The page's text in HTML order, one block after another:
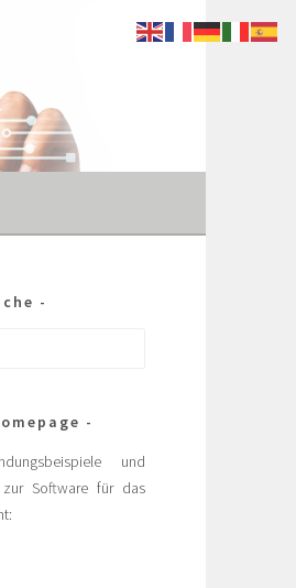
und
zur Software für das